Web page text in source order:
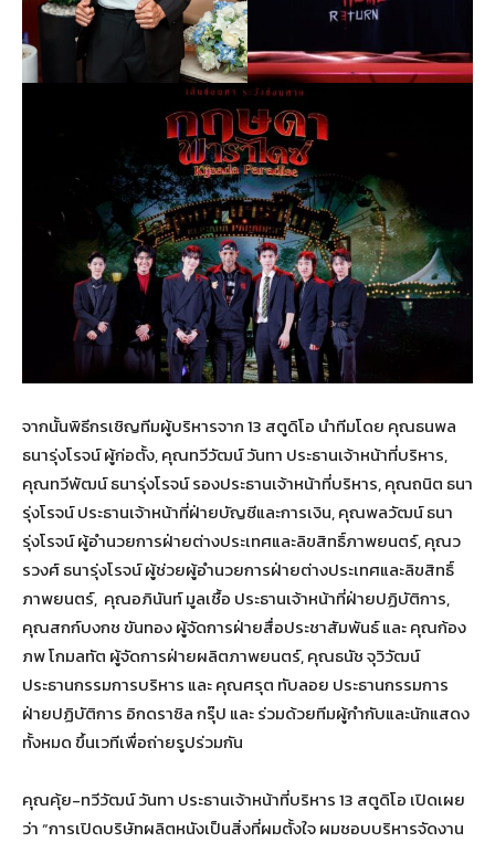
จากนั้นพิธีกรเชิญทีมผู้บริหารจาก 13 สตูดิโอ นำทีมโดย คุณธนพล
ธนารุ่งโรจน์ ผู้ก่อตั้ง, คุณทวีวัฒน์ วันทา ประธานเจ้าหน้าที่บริหาร,
คุณทวีพัฒน์ ธนารุ่งโรจน์ รองประธานเจ้าหน้าที่บริหาร, คุณถนิต ธนา
รุ่งโรจน์ ประธานเจ้าหน้าที่ฝ่ายบัญชีและการเงิน, คุณพลวัฒน์ ธนา
รุ่งโรจน์ ผู้อำนวยการฝ่ายต่างประเทศและลิขสิทธิ์ภาพยนตร์, คุณว
รวงศ์ ธนารุ่งโรจน์ ผู้ช่วยผู้อำนวยการฝ่ายต่างประเทศและลิขสิทธิ์
ภาพยนตร์, คุณอภินันท์ มูลเชื้อ ประธานเจ้าหน้าที่ฝ่ายปฏิบัติการ,
คุณสกก์บงกช ขันทอง ผู้จัดการฝ่ายสื่อประชาสัมพันธ์ และ คุณก้อง
ภพ โกมลทัต ผู้จัดการฝ่ายผลิตภาพยนตร์, คุณธนัช จุวิวัฒน์
ประธานกรรมการบริหาร และ คุณศรุต ทับลอย ประธานกรรมการ
ฝ่ายปฏิบัติการ อิกดราซิล กรุ๊ป และ ร่วมด้วยทีมผู้กำกับและนักแสดง
ทั้งหมด ขึ้นเวทีเพื่อถ่ายรูปร่วมกัน
คุณคุ้ย-ทวีวัฒน์ วันทา ประธานเจ้าหน้าที่บริหาร 13 สตูดิโอ เปิดเผย
ว่า “การเปิดบริษัทผลิตหนังเป็นสิ่งที่ผมตั้งใจ ผมชอบบริหารจัดงาน